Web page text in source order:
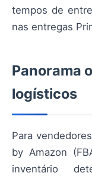
tempos de
nas entregas
Panorama
logísticos
Para
by Amazon
inventário